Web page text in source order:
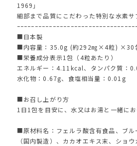
1969」
細部まで品質にこだわった特別な水素サ
ｰｰｰｰｰｰｰｰｰｰｰｰｰｰｰｰｰｰｰｰｰｰｰｰｰｰｰｰｰｰｰｰ
■日本製
■内容量：35.0g (約292㎎×4粒) ×30
■栄養成分表示1包（4粒あたり）
エネルギー：4.11kcal、タンパク質：
水化物：0.67g、食塩相当量：0.01g
■お召し上がり方
1日1包を目安に、水又はお湯と一緒にお
■原材料名：フェルラ酸含有食品、ブル
（国内製造）、カカオエキス末、ショ